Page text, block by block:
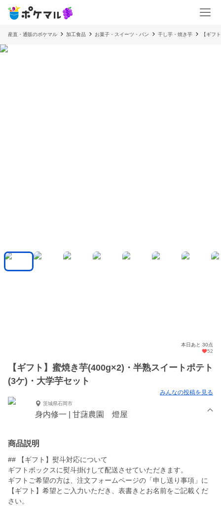
産直・通販のポケマル 加工食品 お菓子・スイーツ・パン 干し芋・焼き芋 【ギフ
本日あと 30点
52
【ギフト】蜜焼き芋(400g×2)・半熟スイートポテト
(3ケ)・大学芋セット
みんなの投稿を見る
茨城県石岡市
身内修一 | 甘藷農園 燈屋
商品説明
## 【ギフト】熨斗対応について
ギフトボックスに熨斗掛けして配送させていただきます。
ギフトご希望の方は、注文フォームページの「申し送り事項」に
【ギフト】希望とご入力いただき、表書きとお名前をご記載くだ
さい。